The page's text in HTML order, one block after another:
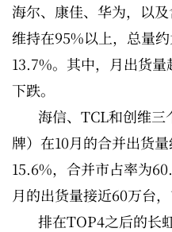
海尔、康佳、华为，以
维持在95%以上，总量
13.7%。其中，月出货
下跌。
海信、TCL和创维三
牌）在10月的合并出货
15.6%，合并市占率为
月的出货量接近60万台
排在TOP4之后的长